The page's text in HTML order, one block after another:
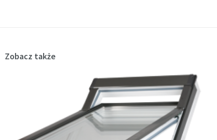
Zobacz także